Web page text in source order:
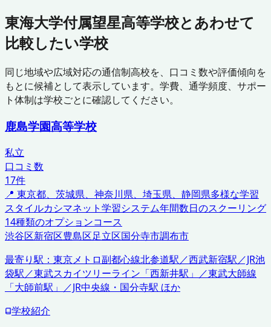
東海大学付属望星高等学校とあわせて
比較したい学校
同じ地域や広域対応の通信制高校を、口コミ数や評価傾向を
もとに候補として表示しています。学費、通学頻度、サポー
ト体制は学校ごとに確認してください。
鹿島学園高等学校
私立
口コミ数
17件
📍 東京都、茨城県、神奈川県、埼玉県、静岡県多様な学習
スタイルカシマネット学習システム年間数日のスクーリング
14種類のオプションコース
渋谷区新宿区豊島区足立区国分寺市調布市
最寄り駅： 東京メトロ副都心線北参道駅／西武新宿駅／JR池
袋駅／東武スカイツリーライン「西新井駅」／東武大師線
「大師前駅」／JR中央線・国分寺駅 ほか
学校紹介